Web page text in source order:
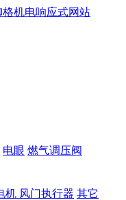
电眼 燃气调压阀
机 风门执行器 其它